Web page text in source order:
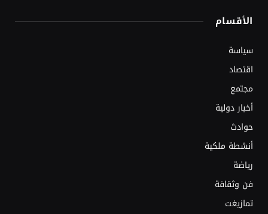
الأقسام
سياسة
اقتصاد
مجتمع
أخبار دولية
حوادث
أنشطة ملكية
رياضة
فن وثقافة
تمازيغت